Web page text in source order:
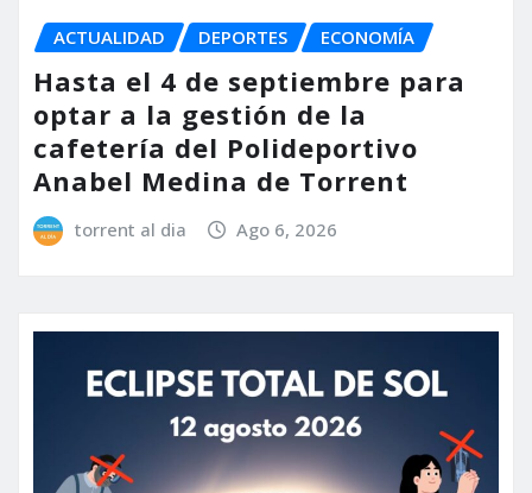
ACTUALIDAD DEPORTES ECONOMÍA
Hasta el 4 de septiembre para
optar a la gestión de la
cafetería del Polideportivo
Anabel Medina de Torrent
torrent al dia Ago 6, 2026